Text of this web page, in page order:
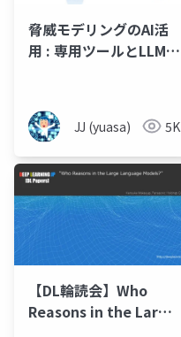
脅威モデリングのAI活
用 : 専用ツールとLLM /
JJ (yuasa) 5K
【DL輪読会】Who
Reasons in the Large